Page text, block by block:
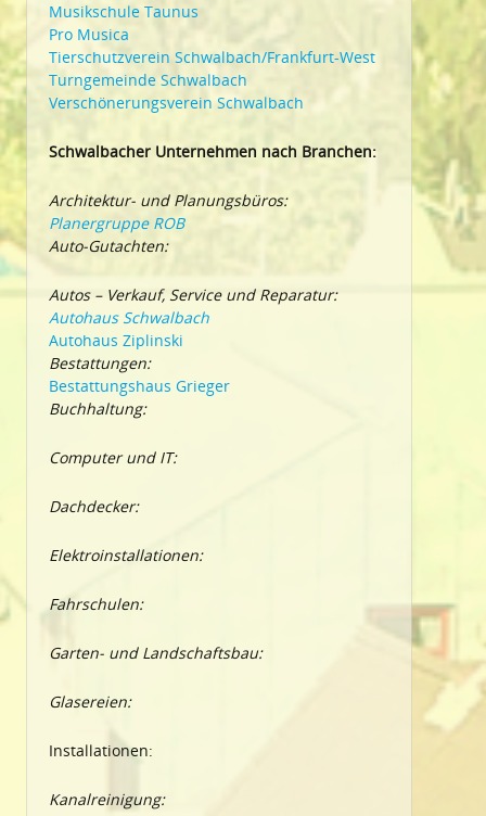
Musikschule Taunus
Pro Musica
Tierschutzverein Schwalbach/Frankfurt-West
Turngemeinde Schwalbach
Verschönerungsverein Schwalbach
Schwalbacher Unternehmen nach Branchen:
Architektur- und Planungsbüros:
Planergruppe ROB
Auto-Gutachten:
Autos – Verkauf, Service und Reparatur:
Autohaus Schwalbach
Autohaus Ziplinski
Bestattungen:
Bestattungshaus Grieger
Buchhaltung:
Computer und IT:
Dachdecker:
Elektroinstallationen:
Fahrschulen:
Garten- und Landschaftsbau:
Glasereien:
Installationen:
Kanalreinigung: